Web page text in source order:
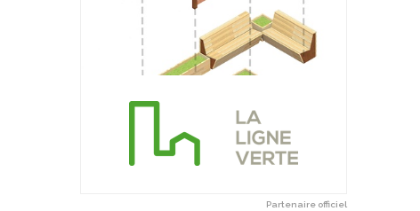
Partenaire officiel
Technologues en architecture
Breux - Chambly
Cuisinistes